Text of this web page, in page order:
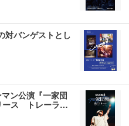
対バンゲストとし
ン公演『一家団
ース トレーラ…